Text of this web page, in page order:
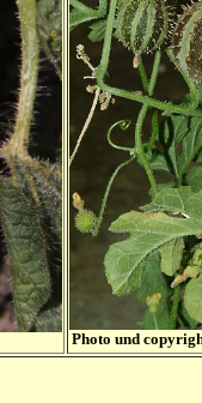
Photo und